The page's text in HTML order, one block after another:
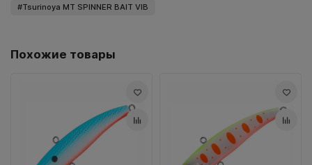
Tsurinoya MT SPINNER BAIT VIB
Похожие товары